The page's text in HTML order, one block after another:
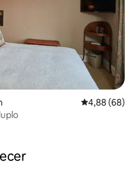
4,88 de uma
4,88 (68)